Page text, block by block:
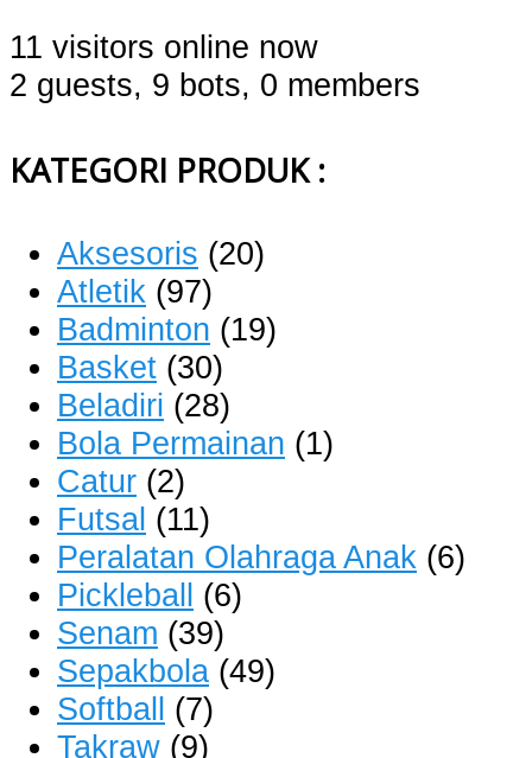
11 visitors online now
2 guests, 9 bots, 0 members
KATEGORI PRODUK :
Aksesoris (20)
Atletik (97)
Badminton (19)
Basket (30)
Beladiri (28)
Bola Permainan (1)
Catur (2)
Futsal (11)
Peralatan Olahraga Anak (6)
Pickleball (6)
Senam (39)
Sepakbola (49)
Softball (7)
Takraw (9)